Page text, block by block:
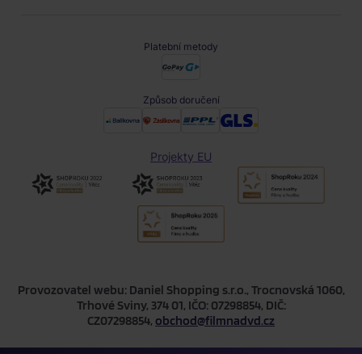
Platební metody
Způsob doručení
Projekty EU
Provozovatel webu: Daniel Shopping s.r.o., Trocnovská 1060,
Trhové Sviny, 374 01, IČO: 07298854, DIČ:
CZ07298854, obchod@filmnadvd.cz